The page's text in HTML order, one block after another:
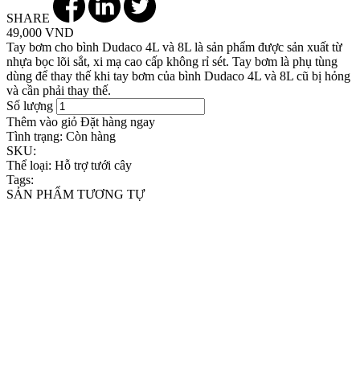
SHARE
49,000 VND
Tay bơm cho bình Dudaco 4L và 8L là sản phẩm được sản xuất từ
nhựa bọc lõi sắt, xi mạ cao cấp không rỉ sét. Tay bơm là phụ tùng
dùng để thay thế khi tay bơm của bình Dudaco 4L và 8L cũ bị hỏng
và cần phải thay thế.
Số lượng
Thêm vào giỏ Đặt hàng ngay
Tình trạng: Còn hàng
SKU:
Thể loại: Hỗ trợ tưới cây
Tags:
SẢN PHẨM TƯƠNG TỰ